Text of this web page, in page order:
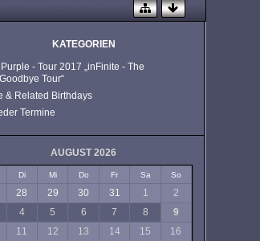
KATEGORIEN
- Tour 2017 „inFinite - The
Tour“
& Related Birthdays
Termine
AUGUST 2026
Di Mi Do Fr Sa So
28 29 30 31 1
2
4 5 6 7 8
9
11 12 13 14 15
16